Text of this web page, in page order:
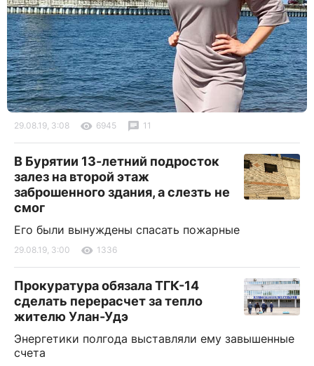
29.08.19, 3:08 6945 11
В Бурятии 13-летний подросток
залез на второй этаж
заброшенного здания, а слезть не
смог
Его были вынуждены спасать пожарные
29.08.19, 3:00 1336
Прокуратура обязала ТГК-14
сделать перерасчет за тепло
жителю Улан-Удэ
Энергетики полгода выставляли ему завышенные
счета